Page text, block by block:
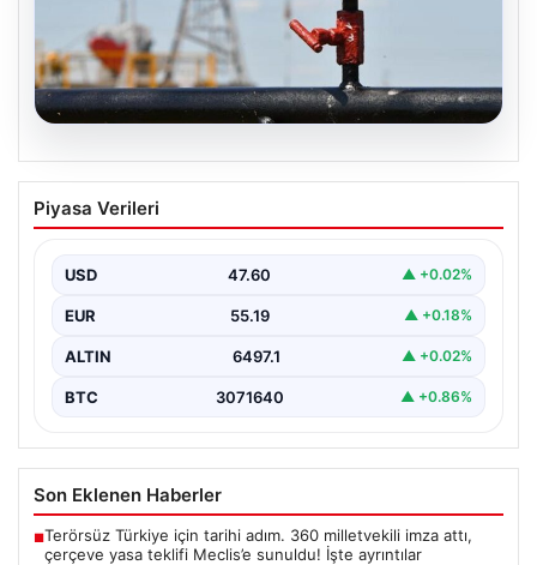
Petrol fiyatları 25 Mayıs: Petrol fiyatları
düştü mü, ne kadar oldu? Brent petrol
Piyasa Verileri
USD 47.60 ▲ +0.02%
EUR 55.19 ▲ +0.18%
ALTIN 6497.1 ▲ +0.02%
BTC 3071640 ▲ +0.86%
Son Eklenen Haberler
■Terörsüz Türkiye için tarihi adım. 360 milletvekili imza attı,
çerçeve yasa teklifi Meclis’e sunuldu! İşte ayrıntılar